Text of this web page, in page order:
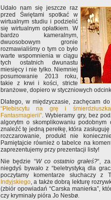
Udało nam się jeszcze raz
przed Świętami spotkać w
wirtualnym studiu i podzielić
się wirtualnym opłatkiem. W
bardzo kameralnym,
dwuosobowym gronie
rozmawialiśmy o tym co było
warte wspomnienia w ciągu
tych ostatnich dwunastu
miesięcy i nie tylko. Niemniej
posumowanie 2013 roku,
takie z krwi i kości, stricte
branżowe, dopiero w styczniowych
Dlatego, w międzyczasie, zachęcam
“Plebiscytu na grę i
Fantasmagierii”. Wybieramy gry, bez
algorytm o skomplikowaniu podobnym
znaleźć tę jedną perełkę, która
rozczarowanie, produkt nie
Pamiętajcie również o tabelce na
zaprezentujemy przy prezentacji listy!
Nie będzie “W co ostatnio grałeś?“,
niegdyś bywało z “beletrystyką dla
poczytamy komentarze słuchaczy
Indyjskiego, a także dobrą lekturę
(zbiór opowiadań “Carska manierka”,
czy kryminały pióra Jo Nesbø.